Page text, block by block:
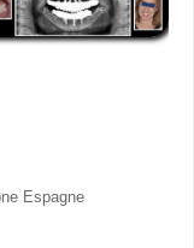
Espagne